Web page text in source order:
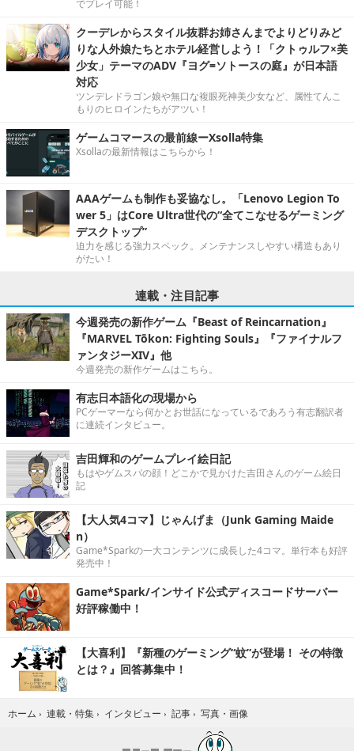
でプレイ可能！
クーデレからスタイル抜群お姉さんまでよりどりみど
りな人外娘たちとホテル経営しよう！「クトゥルフ×美
少女」テーマのADV『ヨグ=ソトースの庭』が日本語
対応
ツンデレドラゴン娘や無口な複眼死神美少女など、属性てんこ
もりのヒロインたちがアツい！
ゲームコマースの最前線ーXsolla特集
Xsollaの最新情報はこちらから！
AAAゲームも制作も妥協なし。「Lenovo Legion To
wer 5」はCore Ultra世代の“全てこなせるゲーミング
デスクトップ”
迫力を感じる強力スペック。メンテナンスしやすい構造もあり
がたい！
連載・注目記事
今週発売の新作ゲーム『Beast of Reincarnation』
『MARVEL Tōkon: Fighting Souls』『ファイナルフ
ァンタジーXIV』他
今週発売の新作ゲームはこちら。
有志日本語化の現場から
PCゲーマーなら何かとお世話になっているであろう有志翻訳者
に連続インタビュー。
吉田輝和のゲームプレイ絵日記
もはやゲムスパの顔！どこかで見かけた吉田さんのゲーム絵日
記
【大人気4コマ】じゃんげま（Junk Gaming Maide
n）
Game*Sparkの一大コンテンツに成長した4コマ。単行本も好評
発売中！
Game*Spark/インサイド公式ディスコードサーバー
好評稼働中！
【大喜利】『新種のゲーミング“蚊”が登場！ その特徴
とは？』回答募集中！
ホーム › 連載・特集 › インタビュー › 記事 › 写真・画像